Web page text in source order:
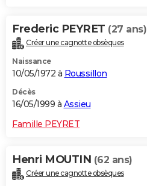
Frederic PEYRET (27 ans)
Créer une cagnotte obsèques
Naissance
10/05/1972 à Roussillon
Décès
16/05/1999 à Assieu
Famille PEYRET
Henri MOUTIN (62 ans)
Créer une cagnotte obsèques